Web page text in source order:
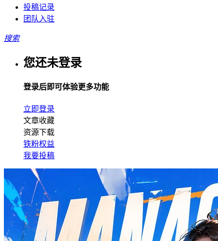
投稿记录
团队入驻
搜索
您还未登录
登录后即可体验更多功能
立即登录
文章收藏
资源下载
铁粉权益
我要投稿